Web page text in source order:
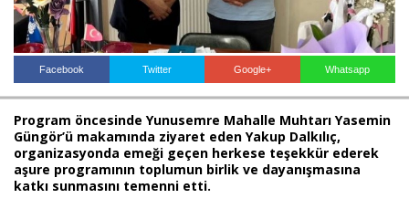
Facebook Twitter Google+ Whatsapp
Program öncesinde Yunusemre Mahalle Muhtarı Yasemin
Güngör’ü makamında ziyaret eden Yakup Dalkılıç,
organizasyonda emeği geçen herkese teşekkür ederek
aşure programının toplumun birlik ve dayanışmasına
katkı sunmasını temenni etti.
Haberin Doğru Adresi.